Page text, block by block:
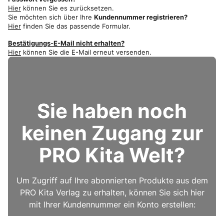
Hier können Sie es zurücksetzen.
Sie möchten sich über Ihre Kundennummer registrieren?
Hier finden Sie das passende Formular.
Bestätigungs-E-Mail nicht erhalten?
Hier können Sie die E-Mail erneut versenden.
Sie haben noch
keinen Zugang zur
PRO Kita Welt?
Um Zugriff auf Ihre abonnierten Produkte aus dem
PRO Kita Verlag zu erhalten, können Sie sich hier
mit Ihrer Kundennummer ein Konto erstellen: